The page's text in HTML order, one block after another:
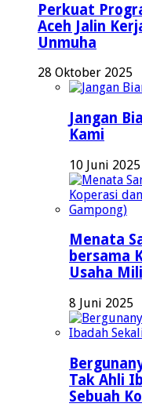
Perkuat
Aceh Jalin
Unmuha
28 Oktober 2025
Jangan
Kami
10 Juni 2025
Menata
bersama
Usaha
8 Juni 2025
Tak Ahli
Sebuah